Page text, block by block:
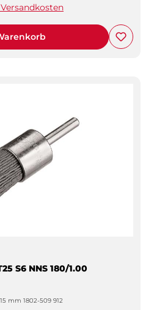
S6 NNS 180/1.00
mm 1802-509 912